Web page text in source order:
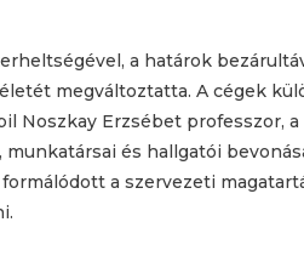
a határok
megváltoztatta. A cégek
Noszkay Erzsébet professzor,
és hallgatói
a szervezeti